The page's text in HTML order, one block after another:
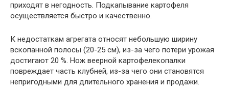
приходят в негодность. Подкапывание картофеля
осуществляется быстро и качественно.
К недостаткам агрегата относят небольшую ширину
вскопанной полосы (20-25 см), из-за чего потери урожая
достигают 20 %. Нож веерной картофелекопалки
повреждает часть клубней, из-за чего они становятся
непригодными для длительного хранения и продажи.